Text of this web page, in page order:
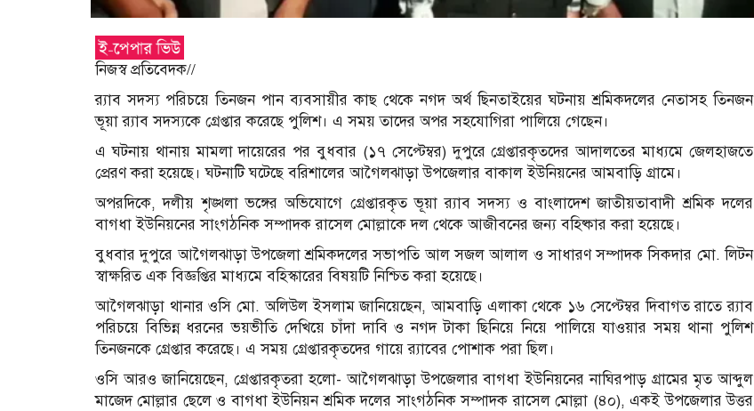
নিজস্ব প্রতিবেদক//
র‍্যাব সদস্য পরিচয়ে তিনজন পান ব্যবসায়ীর কাছ থেকে নগদ অর্থ ছিনতাইয়ের ঘটনায় শ্রমিকদলের নেতাসহ তিনজন
ভূয়া র‍্যাব সদস্যকে গ্রেপ্তার করেছে পুলিশ। এ সময় তাদের অপর সহযোগিরা পালিয়ে গেছেন।
এ ঘটনায় থানায় মামলা দায়েরের পর বুধবার (১৭ সেপ্টেম্বর) দুপুরে গ্রেপ্তারকৃতদের আদালতের মাধ্যমে জেলহাজতে
প্রেরণ করা হয়েছে। ঘটনাটি ঘটেছে বরিশালের আগৈলঝাড়া উপজেলার বাকাল ইউনিয়নের আমবাড়ি গ্রামে।
অপরদিকে, দলীয় শৃঙ্খলা ভঙ্গের অভিযোগে গ্রেপ্তারকৃত ভূয়া র‍্যাব সদস্য ও বাংলাদেশ জাতীয়তাবাদী শ্রমিক দলের
বাগধা ইউনিয়নের সাংগঠনিক সম্পাদক রাসেল মোল্লাকে দল থেকে আজীবনের জন্য বহিষ্কার করা হয়েছে।
বুধবার দুপুরে আগৈলঝাড়া উপজেলা শ্রমিকদলের সভাপতি আল সজল আলাল ও সাধারণ সম্পাদক সিকদার মো. লিটন
স্বাক্ষরিত এক বিজ্ঞপ্তির মাধ্যমে বহিস্কারের বিষয়টি নিশ্চিত করা হয়েছে।
আগৈলঝাড়া থানার ওসি মো. অলিউল ইসলাম জানিয়েছেন, আমবাড়ি এলাকা থেকে ১৬ সেপ্টেম্বর দিবাগত রাতে র‍্যাব
পরিচয়ে বিভিন্ন ধরনের ভয়ভীতি দেখিয়ে চাঁদা দাবি ও নগদ টাকা ছিনিয়ে নিয়ে পালিয়ে যাওয়ার সময় থানা পুলিশ
তিনজনকে গ্রেপ্তার করেছে। এ সময় গ্রেপ্তারকৃতদের গায়ে র‍্যাবের পোশাক পরা ছিল।
ওসি আরও জানিয়েছেন, গ্রেপ্তারকৃতরা হলো- আগৈলঝাড়া উপজেলার বাগধা ইউনিয়নের নাঘিরপাড় গ্রামের মৃত আব্দুল
মাজেদ মোল্লার ছেলে ও বাগধা ইউনিয়ন শ্রমিক দলের সাংগঠনিক সম্পাদক রাসেল মোল্লা (৪০), একই উপজেলার উত্তর